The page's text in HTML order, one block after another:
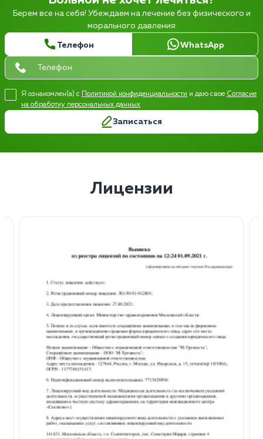
Берем все на себя! Убеждаем на лечение без физического и
морального давления
Телефон WhatsApp
Я ознакомлен(а) с Политикой конфиденциальности и даю свое Согласие
на обработку персональных данных
Записаться
Лицензии